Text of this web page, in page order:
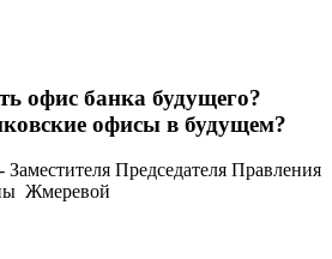
офис банка будущего?
офисы в будущем?
Председателя Правления
Жмеревой